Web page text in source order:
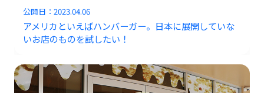
公開日：2023.04.06
アメリカといえばハンバーガー。日本に展開していな
いお店のものを試したい！